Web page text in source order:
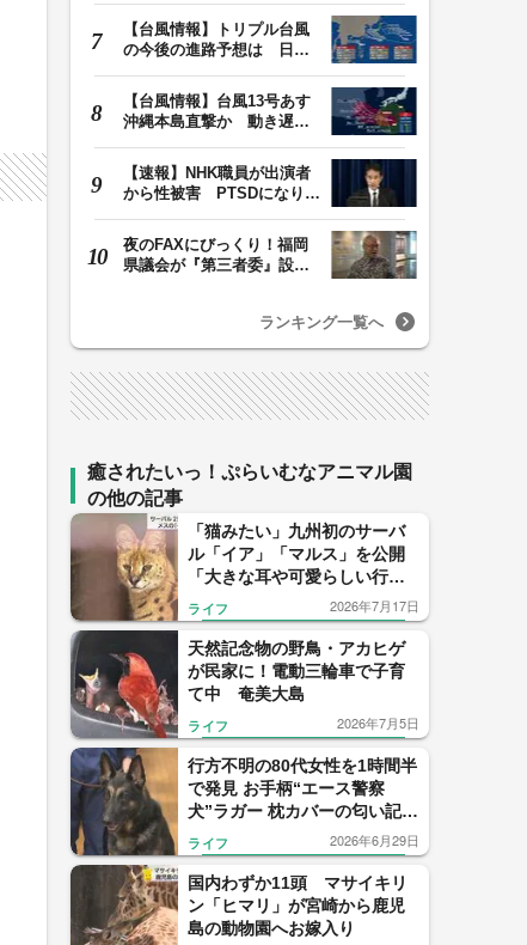
【台風情報】トリプル台風
の今後の進路予想は 日本
【台風情報】台風13号あす
沖縄本島直撃か 動き遅く
【速報】NHK職員が出演者
から性被害 PTSDになり休
夜のFAXにびっくり！福岡
県議会が『第三者委』設置
ランキング一覧へ
癒されたいっ！ぷらいむなアニマル園
の他の記事
「猫みたい」九州初のサーバ
ル「イア」「マルス」を公開
「大きな耳や可愛らしい行動
を見て」
ライフ 2026年7月17日
天然記念物の野鳥・アカヒゲ
が民家に！電動三輪車で子育
て中 奄美大島
ライフ 2026年7月5日
行方不明の80代女性を1時間半
で発見 お手柄“エース警察
犬”ラガー 枕カバーの匂い記憶
し最悪の事態防ぐ 【福岡発】
ライフ 2026年6月29日
国内わずか11頭 マサイキリ
ン「ヒマリ」が宮崎から鹿児
島の動物園へお嫁入り